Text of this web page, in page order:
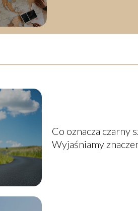
Co oznacza czarny
Wyjaśniamy